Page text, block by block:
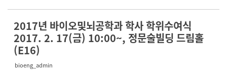
소식지
2017년 바이오및뇌공학과 학사 학위수여식
2017. 2. 17(금) 10:00~, 정문술빌딩 드림홀
(E16)
bioeng_admin